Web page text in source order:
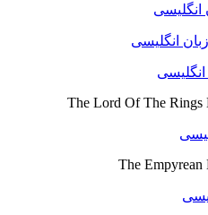
انگلیسی
The Lord Of The
The